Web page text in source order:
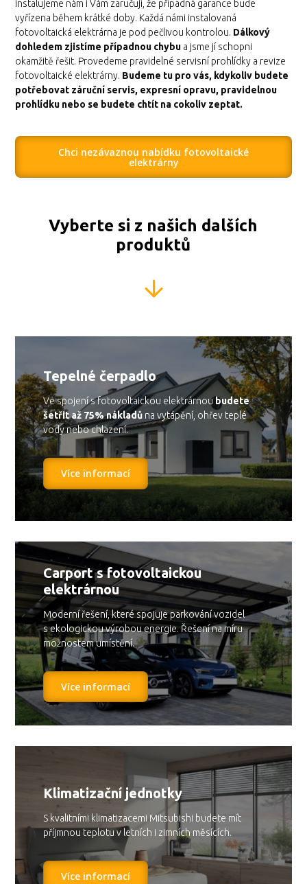
instalujeme nám i Vám zaručují, že případná garance bude
vyřízena během krátké doby. Každá námi instalovaná
fotovoltaická elektrárna je pod pečlivou kontrolou. Dálkový
dohledem zjistíme případnou chybu a jsme jí schopni
okamžitě řešit. Provedeme pravidelné servisní prohlídky a revize
fotovoltaické elektrárny. Budeme tu pro vás, kdykoliv budete
potřebovat záruční servis, expresní opravu, pravidelnou
prohlídku nebo se budete chtít na cokoliv zeptat.
Chci nezávaznou nabídku fotovoltaické
elektrárny
Vyberte si z našich dalších
produktů
Tepelné čerpadlo
Ve spojení s fotovoltaickou elektrárnou budete
šetřit až 75% nákladůna vytápění, ohřev teplé
vody nebo chlazení.
Více informací
Carport s fotovoltaickou
elektrárnou
Moderní řešení, které spojuje parkování vozidel
s ekologickou výrobou energie. Řešení na míru
možnostem umístění.
Více informací
Klimatizační jednotky
S kvalitními klimatizacemi Mitsubishi budete mít
příjmnou teplotu v letních i zimních měsících.
Více informací